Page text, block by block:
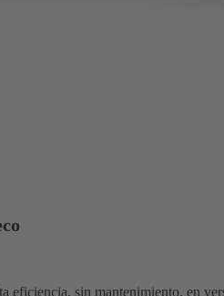
eficiencia, sin mantenimiento, en